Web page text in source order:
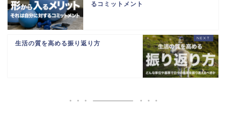
るコミットメント
生活の質を高める振り返り方